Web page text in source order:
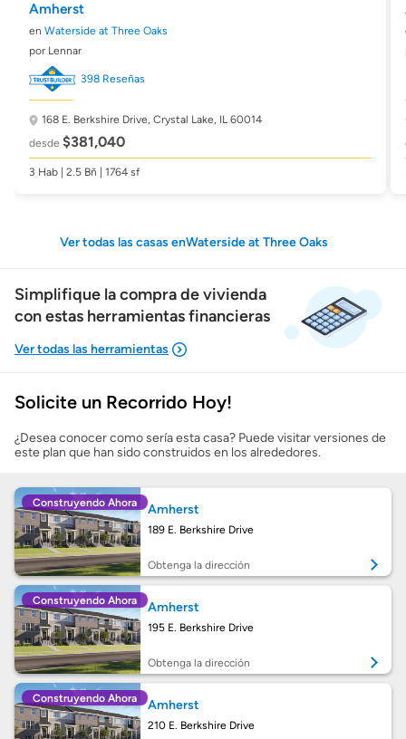
Amherst
en Waterside at Three Oaks
por Lennar
398 Reseñas
168 E. Berkshire Drive, Crystal Lake, IL 60014
desde $381,040
3 Hab | 2.5 Bñ | 1764 sf
Ver todas las casas enWaterside at Three Oaks
Simplifique la compra de vivienda
con estas herramientas financieras
Mostrarme lo que puedo pagar
Costos casa nueva vs. usada
Obtener mi puntaje de crédito
Calcular mi hipoteca
Obtener Aprobación Previa
Preparar mi casa para la venta
Seguro de propietarios
Solicite un Recorrido Hoy!
¿Desea conocer como sería esta casa? Puede visitar versiones de
este plan que han sido construidos en los alrededores.
Construyendo Ahora Amherst
189 E. Berkshire Drive
Obtenga la dirección
Construyendo Ahora Amherst
195 E. Berkshire Drive
Obtenga la dirección
Construyendo Ahora Amherst
210 E. Berkshire Drive